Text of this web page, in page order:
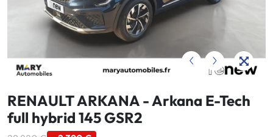
‹ ›
RENAULT ARKANA - Arkana E-Tech
full hybrid 145 GSR2